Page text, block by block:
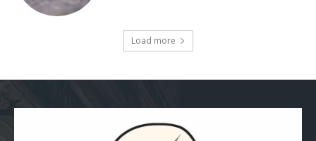
Load more